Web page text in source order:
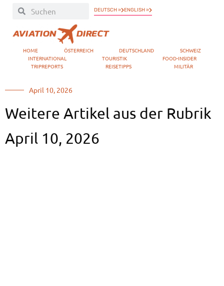
DEUTSCH » ENGLISH »
HOME ÖSTERREICH DEUTSCHLAND
SCHWEIZ
INTERNATIONAL
TOURISTIK
FOOD-INSIDER
TRIPREPORTS
REISETIPPS MILITÄR
April 10, 2026
Weitere Artikel aus der Rubrik
April 10, 2026